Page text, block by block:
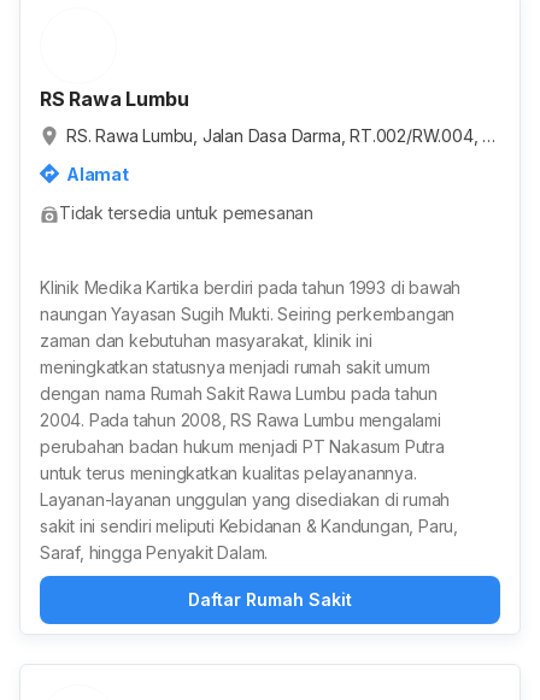
RS Rawa Lumbu
RS. Rawa Lumbu, Jalan Dasa Darma, RT.002/RW.004, B
Alamat
Tidak tersedia untuk pemesanan
Klinik Medika Kartika berdiri pada tahun 1993 di bawah
naungan Yayasan Sugih Mukti. Seiring perkembangan
zaman dan kebutuhan masyarakat, klinik ini
meningkatkan statusnya menjadi rumah sakit umum
dengan nama Rumah Sakit Rawa Lumbu pada tahun
2004. Pada tahun 2008, RS Rawa Lumbu mengalami
perubahan badan hukum menjadi PT Nakasum Putra
untuk terus meningkatkan kualitas pelayanannya.
Layanan-layanan unggulan yang disediakan di rumah
sakit ini sendiri meliputi Kebidanan & Kandungan, Paru,
Saraf, hingga Penyakit Dalam.
Daftar Rumah Sakit